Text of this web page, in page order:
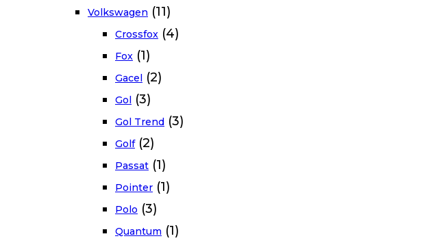
Volkswagen (11)
Crossfox (4)
Fox (1)
Gacel (2)
Gol (3)
Gol Trend (3)
Golf (2)
Passat (1)
Pointer (1)
Polo (3)
Quantum (1)